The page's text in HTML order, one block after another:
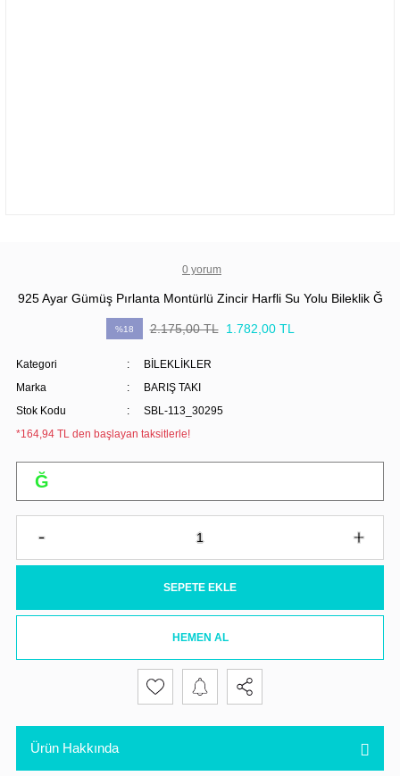
0 yorum
925 Ayar Gümüş Pırlanta Montürlü Zincir Harfli Su Yolu Bileklik Ğ
%18 2.175,00 TL 1.782,00 TL
Kategori
BİLEKLİKLER
Marka
BARIŞ TAKI
Stok Kodu
SBL-113_30295
*164,94 TL den başlayan taksitlerle!
SEPETE EKLE
HEMEN AL
Ürün Hakkında